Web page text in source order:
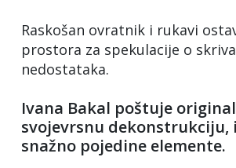
Raskošan ovratnik i rukavi
prostora za spekulacije o
nedostataka.
Ivana Bakal poštuje
svojevrsnu dekonstrukciju,
snažno pojedine elemente.